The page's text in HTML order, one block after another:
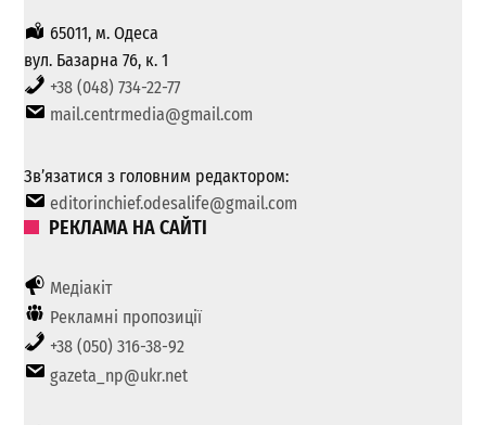
65011, м. Одеса
вул. Базарна 76, к. 1
+38 (048) 734-22-77
mail.centrmedia@gmail.com
Зв’язатися з головним редактором:
editorinchief.odesalife@gmail.com
РЕКЛАМА НА САЙТІ
Медіакіт
Рекламні пропозиції
+38 (050) 316-38-92
gazeta_np@ukr.net